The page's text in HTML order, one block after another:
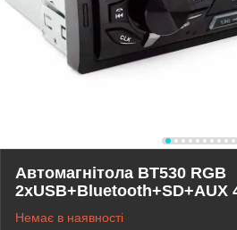
Автомагнітола BT530 RGB
2xUSB+Bluetooth+SD+AUX
Немає в наявності